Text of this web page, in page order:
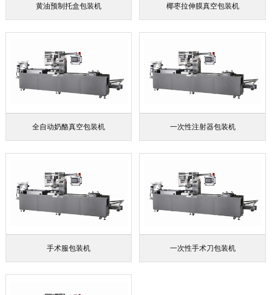
黄油预制托盒包装机 椰枣拉伸膜真空包装机
全自动奶酪真空包装机 一次性注射器包装机
手术服包装机 一次性手术刀包装机